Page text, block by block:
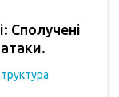
Сполучені